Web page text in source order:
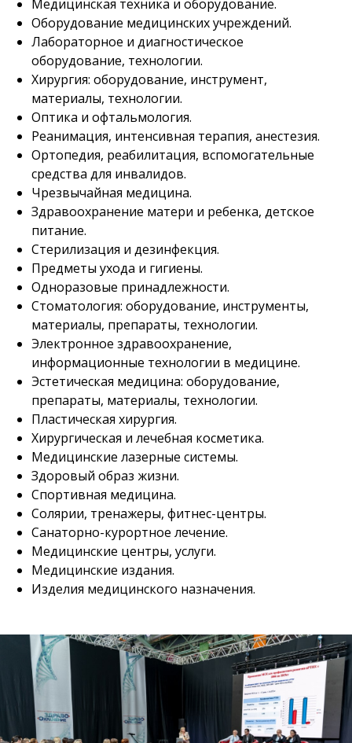
Медицинская техника и оборудование.
Оборудование медицинских учреждений.
Лабораторное и диагностическое
оборудование, технологии.
Хирургия: оборудование, инструмент,
материалы, технологии.
Оптика и офтальмология.
Реанимация, интенсивная терапия, анестезия.
Ортопедия, реабилитация, вспомогательные
средства для инвалидов.
Чрезвычайная медицина.
Здравоохранение матери и ребенка, детское
питание.
Стерилизация и дезинфекция.
Предметы ухода и гигиены.
Одноразовые принадлежности.
Стоматология: оборудование, инструменты,
материалы, препараты, технологии.
Электронное здравоохранение,
информационные технологии в медицине.
Эстетическая медицина: оборудование,
препараты, материалы, технологии.
Пластическая хирургия.
Хирургическая и лечебная косметика.
Медицинские лазерные системы.
Здоровый образ жизни.
Спортивная медицина.
Солярии, тренажеры, фитнес-центры.
Санаторно-курортное лечение.
Медицинские центры, услуги.
Медицинские издания.
Изделия медицинского назначения.